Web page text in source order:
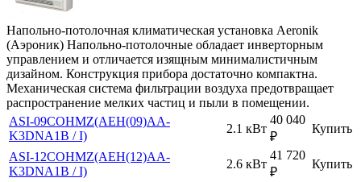
Напольно-потолочная климатическая установка Aeronik
(Аэроник) Напольно-потолочные обладает инверторным
управлением и отличается изящным минималистичным
дизайном. Конструкция прибора достаточно компактна.
Механическая система фильтрации воздуха предотвращает
распространение мелких частиц и пыли в помещении.
ASI-09COHMZ(AEH(09)AA-
K3DNA1B / I)
2.1 кВт
40 040
₽
Купить
ASI-12COHMZ(AEH(12)AA-
K3DNA1B / I)
2.6 кВт
41 720
₽
Купить